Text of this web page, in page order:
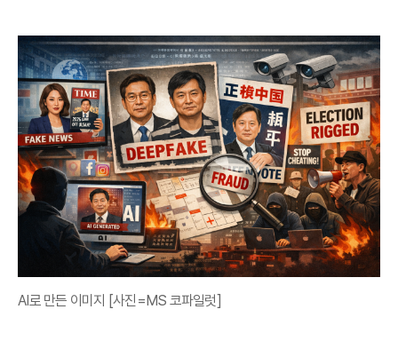
AI로 만든 이미지 [사진=MS 코파일럿]